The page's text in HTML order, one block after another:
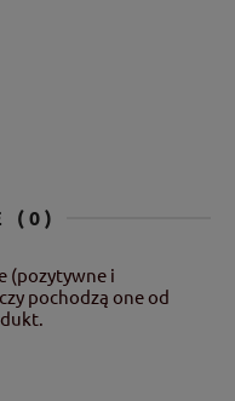
(0)
(pozytywne i
pochodzą one od